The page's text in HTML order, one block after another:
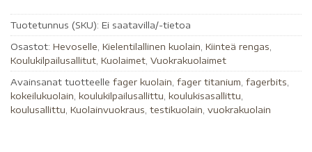
Tuotetunnus (SKU): Ei saatavilla/-tietoa
Osastot: Hevoselle Kielentilallinen kuolain Kiinteä rengas
Koulukilpailusallitut Kuolaimet Vuokrakuolaimet
Avainsanat tuotteelle fager kuolain fager titanium fagerbits
kokeilukuolain koulukilpailusallittu koulukisasallittu
koulusallittu Kuolainvuokraus testikuolain vuokrakuolain